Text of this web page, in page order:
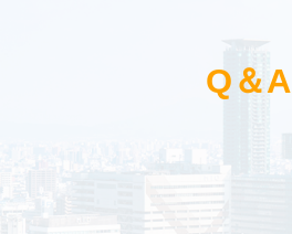
Q＆A